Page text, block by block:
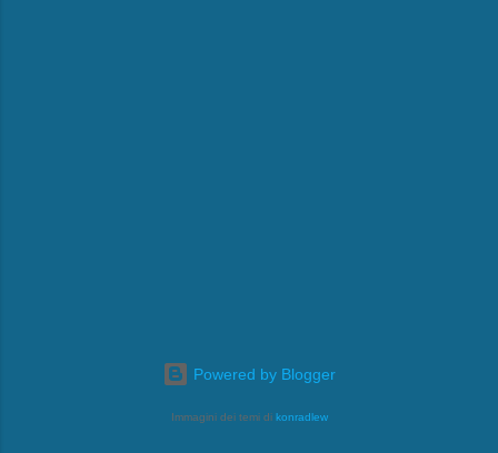
Powered by Blogger
Immagini dei temi di konradlew